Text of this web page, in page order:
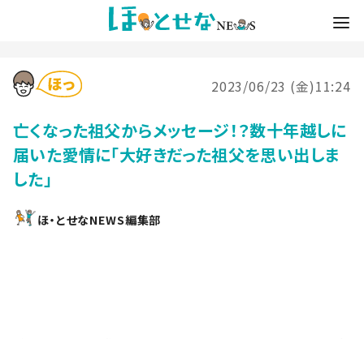
2023/06/23 (金)11:24
亡くなった祖父からメッセージ！？数十年越しに
届いた愛情に「大好きだった祖父を思い出しま
した」
ほ・とせなNEWS編集部